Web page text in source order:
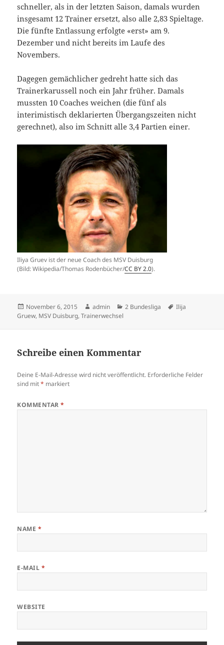
schneller, als in der letzten Saison, damals wurden
insgesamt 12 Trainer ersetzt, also alle 2,83 Spieltage.
Die fünfte Entlassung erfolgte «erst» am 9.
Dezember und nicht bereits im Laufe des
Novembers.
Dagegen gemächlicher gedreht hatte sich das
Trainerkarussell noch ein Jahr früher. Damals
mussten 10 Coaches weichen (die fünf als
interimistisch deklarierten Übergangszeiten nicht
gerechnet), also im Schnitt alle 3,4 Partien einer.
Iliya Gruev ist der neue Coach des MSV Duisburg
(Bild: Wikipedia/Thomas Rodenbücher/CC BY 2.0).
Veröffentlicht
am
November 6, 2015 Autor
admin Kategorien
2 Bundesliga Schlagwörter
Ilija
Gruew, MSV Duisburg,Trainerwechsel
Schreibe einen Kommentar
Deine E-Mail-Adresse wird nicht veröffentlicht. Erforderliche Felder
sind mit* markiert
KOMMENTAR*
NAME *
E-MAIL *
WEBSITE